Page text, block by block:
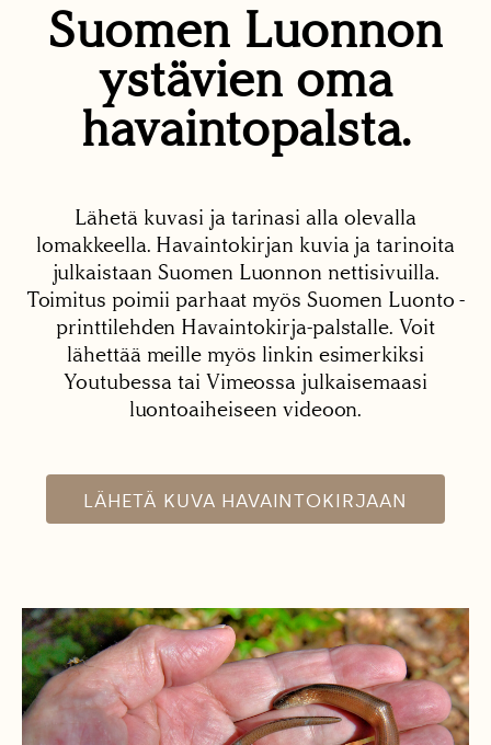
Suomen Luonnon
ystävien oma
havaintopalsta.
Lähetä kuvasi ja tarinasi alla olevalla
lomakkeella. Havaintokirjan kuvia ja tarinoita
julkaistaan Suomen Luonnon nettisivuilla.
Toimitus poimii parhaat myös Suomen Luonto -
printtilehden Havaintokirja-palstalle. Voit
lähettää meille myös linkin esimerkiksi
Youtubessa tai Vimeossa julkaisemaasi
luontoaiheiseen videoon.
LÄHETÄ KUVA HAVAINTOKIRJAAN